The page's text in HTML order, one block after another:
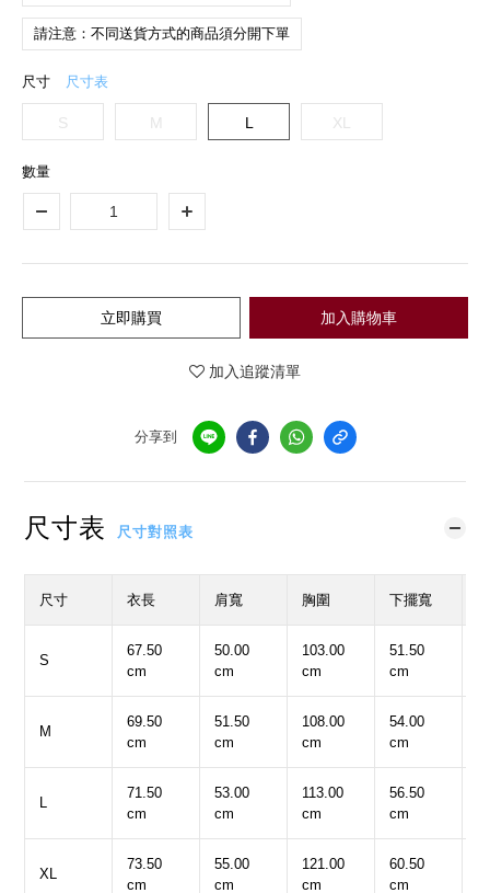
請注意：不同送貨方式的商品須分開下單
尺寸 尺寸表
S M L XL
數量
加入購物車
立即購買
加入追蹤清單
分享到
尺寸表 尺寸對照表
尺寸 衣長 肩寬 胸圍 下擺寬
S
67.50
cm
50.00
cm
103.00
cm
51.50
cm
M
69.50
cm
51.50
cm
108.00
cm
54.00
cm
L
71.50
cm
53.00
cm
113.00
cm
56.50
cm
XL
73.50
cm
55.00
cm
121.00
cm
60.50
cm